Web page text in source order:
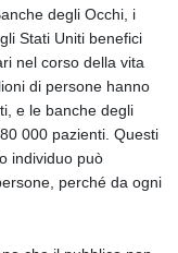
degli Occhi, i
Stati Uniti benefici
nel corso della vita
di persone hanno
e le banche degli
000 pazienti. Questi
individuo può
perché da ogni